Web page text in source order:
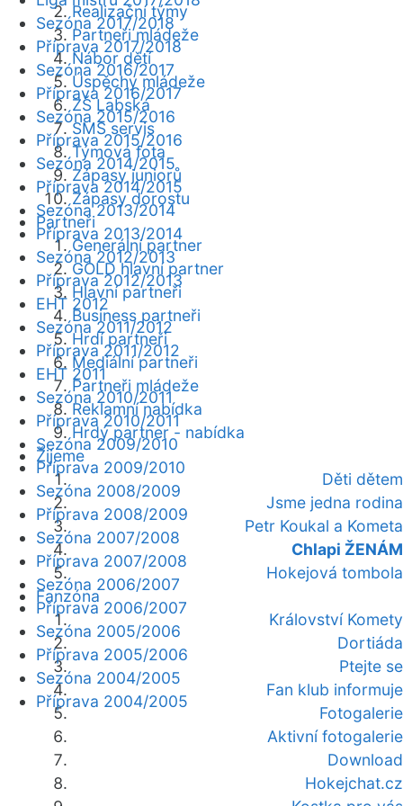
Realizační týmy
Partneři mládeže
Nábor dětí
Úspěchy mládeže
ZŠ Labská
SMS servis
Týmová fota
Zápasy juniorů
Zápasy dorostu
Partneři
Generální partner
GOLD hlavní partner
Hlavní partneři
Business partneři
Hrdí partneři
Mediální partneři
Partneři mládeže
Reklamní nabídka
Hrdý partner - nabídka
Žijeme
Děti dětem
Jsme jedna rodina
Petr Koukal a Kometa
Chlapi ŽENÁM
Hokejová tombola
Fanzóna
Království Komety
Dortiáda
Ptejte se
Fan klub informuje
Fotogalerie
Aktivní fotogalerie
Download
Hokejchat.cz
Sezóna 2017/2018
Příprava 2017/2018
Sezóna 2016/2017
Příprava 2016/2017
Sezóna 2015/2016
Příprava 2015/2016
Sezóna 2014/2015
Příprava 2014/2015
Sezóna 2013/2014
Příprava 2013/2014
Sezóna 2012/2013
Příprava 2012/2013
EHT 2012
Sezóna 2011/2012
Příprava 2011/2012
EHT 2011
Sezóna 2010/2011
Příprava 2010/2011
Sezóna 2009/2010
Příprava 2009/2010
Sezóna 2008/2009
Příprava 2008/2009
Sezóna 2007/2008
Příprava 2007/2008
Sezóna 2006/2007
Příprava 2006/2007
Sezóna 2005/2006
Příprava 2005/2006
Sezóna 2004/2005
Příprava 2004/2005